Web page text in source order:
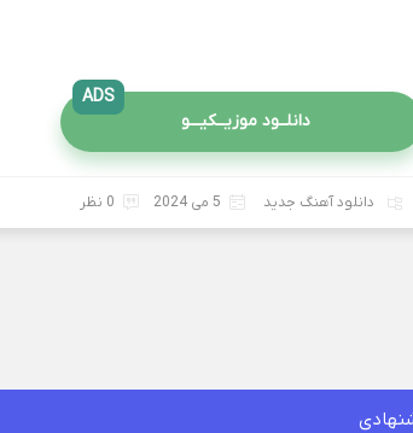
دانلــود موزیــکیـــو
ADS
دانلود آهنگ جدید 5 می 2024 0 نظر